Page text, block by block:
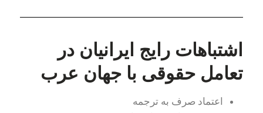
اشتباهات رایج ایرانیان در
تعامل حقوقی با جهان عرب
اعتماد صرف به ترجمه